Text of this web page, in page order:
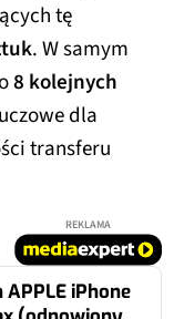
tę
. W samym
8 kolejnych
dla
transferu
REKLAMA
iPhone